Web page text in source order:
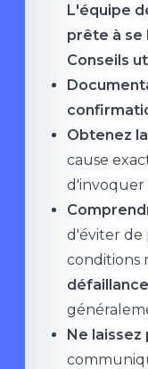
L'équipe
prête à se
Conseils
Obtenez
cause
d'invoquer
d'éviter de
conditions
Ne laissez